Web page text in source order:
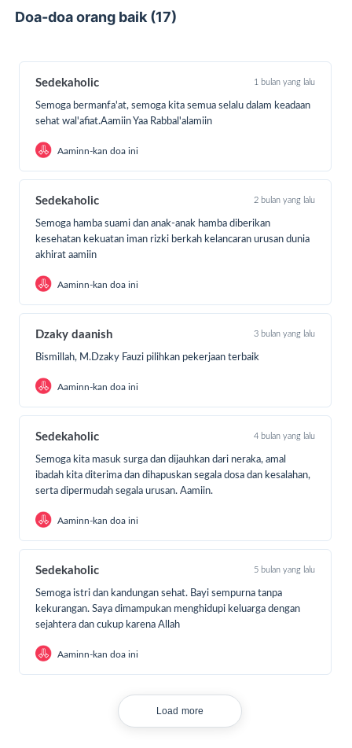
MasyaAllah, jika Allah izinkan, SR ingin terus melangkah
memasuki 2026 dengan misi yang sama:
Sedekah rutin Sedekaholic menjadi napas bagi
keberlangsungan layanan SR sepanjang tahun, karena ia
Operasional ambulans pengantar pasien berobat
Rumah singgah sebagai tempat pulang sementara
Santunan bagi pasien dhuafa yang tengah berjuang
Dukungan operasional agar SR dapat terus hadir
tanpa henti
Satu sedekah yang terus mengalir, insyaAllah menjadi
kembali memiliki harapan.
Mari mulai tahun ini dengan langkah yang bermakna.Klik
tombol “Donasi Sekarang” dan rutinkan sedekah
kebaikan Sedekaholic hari ini
membersamai perjuangan mereka, setiap hari, sepanjang
tahun.
Doa-doa orang baik (17)
Sedekaholic 1 bulan yang lalu
Semoga bermanfa'at, semoga kita semua selalu dalam keadaan
sehat wal'afiat.Aamiin Yaa Rabbal'alamiin
Aaminn-kan doa ini
Sedekaholic 2 bulan yang lalu
Semoga hamba suami dan anak-anak hamba diberikan
kesehatan kekuatan iman rizki berkah kelancaran urusan dunia
akhirat aamiin
Aaminn-kan doa ini
Dzaky daanish 3 bulan yang lalu
Bismillah, M.Dzaky Fauzi pilihkan pekerjaan terbaik
Aaminn-kan doa ini
Sedekaholic 4 bulan yang lalu
Semoga kita masuk surga dan dijauhkan dari neraka, amal
ibadah kita diterima dan dihapuskan segala dosa dan kesalahan,
serta dipermudah segala urusan. Aamiin.
Aaminn-kan doa ini
Sedekaholic 5 bulan yang lalu
Semoga istri dan kandungan sehat. Bayi sempurna tanpa
kekurangan. Saya dimampukan menghidupi keluarga dengan
sejahtera dan cukup karena Allah
Aaminn-kan doa ini
Load more